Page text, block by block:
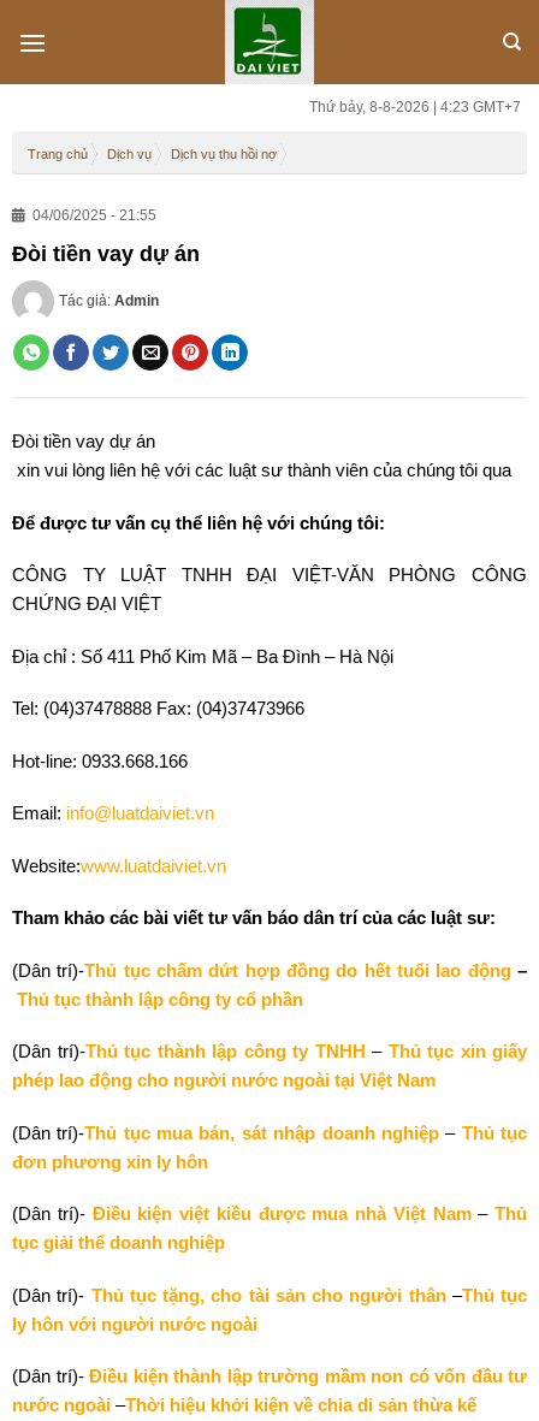
Thứ bảy, 8-8-2026 | 4:23 GMT+7
Trang chủ Dịch vụ Dịch vụ thu hồi nợ
04/06/2025 - 21:55
Đòi tiền vay dự án
Tác giả: Admin
Đòi tiền vay dự án
xin vui lòng liên hệ với các luật sư thành viên của chúng tôi qua
Để được tư vấn cụ thể liên hệ với chúng tôi:
CÔNG TY LUẬT TNHH ĐẠI VIỆT-VĂN PHÒNG CÔNG
CHỨNG ĐẠI VIỆT
Địa chỉ : Số 411 Phố Kim Mã – Ba Đình – Hà Nội
Tel: (04)37478888 Fax: (04)37473966
Hot-line: 0933.668.166
Email: info@luatdaiviet.vn
Website:www.luatdaiviet.vn
Tham khảo các bài viết tư vấn báo dân trí của các luật sư:
(Dân trí)-Thủ tục chấm dứt hợp đồng do hết tuổi lao động–
Thủ tục thành lập công ty cổ phần
(Dân trí)-Thủ tục thành lập công ty TNHH – Thủ tục xin giấy
phép lao động cho người nước ngoài tại Việt Nam
(Dân trí)-Thủ tục mua bán, sát nhập doanh nghiệp– Thủ tục
đơn phương xin ly hôn
(Dân trí)- Điều kiện việt kiều được mua nhà Việt Nam– Thủ
tục giải thể doanh nghiệp
(Dân trí)- Thủ tục tặng, cho tài sản cho người thân–Thủ tục
ly hôn với người nước ngoài
(Dân trí)- Điều kiện thành lập trường mầm non có vốn đầu tư
nước ngoài –Thời hiệu khởi kiện về chia di sản thừa kế